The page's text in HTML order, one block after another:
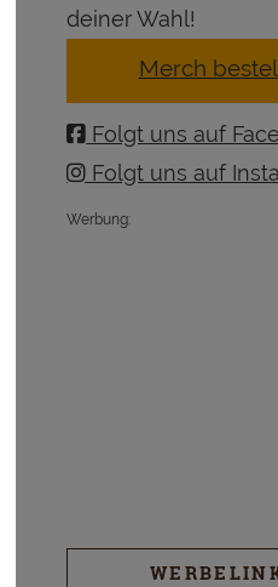
deiner Wahl!
Merch
Folgt uns auf
Folgt uns auf
Werbung: